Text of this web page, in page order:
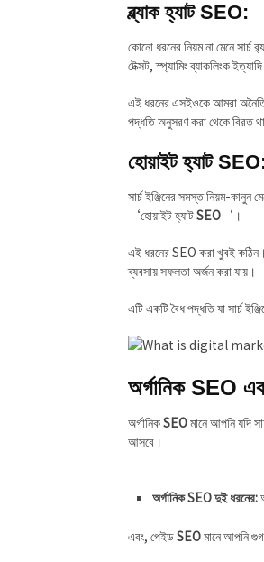
ব্ল্যাক হ্যাট SEO:
কোনো ধরনের নিয়ম না মেনে
টেক্সট, স্প্যামিং ব্যাকলিংক
এই ধরনের এসইওকে আমরা
পদ্ধতি অনুসরণ করা থেকে বিরত
হোয়াইট হ্যাট
সার্চ ইঞ্জিনের সমস্ত নিয়ম-কানুন
‘হোয়াইট হ্যাটSEO ‘।
এই ধরনের SEO করা খুবই
ব্যবসায় সফলতা অর্জন করা যায়।
এটি একটি বৈধ পদ্ধতি যা সার্চ
অর্গানিক SEO
অর্গানিকSEOমানে আপনি যদি
আসবে।
অর্গানিক SEO দুই ধরনের:
এবং, পেইডSEOমানে আপনি